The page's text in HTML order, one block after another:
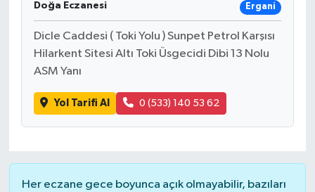
Doğa Eczanesi Ergani
Dicle Caddesi ( Toki Yolu ) Sunpet Petrol Karşısı
Hilarkent Sitesi Altı Toki Üsgecidi Dibi 13 Nolu
ASM Yanı
Yol Tarifi Al 0 (533) 140 53 62
Her eczane gece boyunca açık olmayabilir, bazıları